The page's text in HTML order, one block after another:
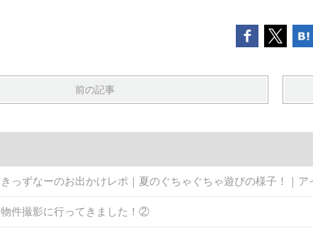
前の記事
きっずなーのお出かけレポ｜夏のぐちゃぐちゃ遊びの様子！｜ア
物件撮影に行ってきました！②